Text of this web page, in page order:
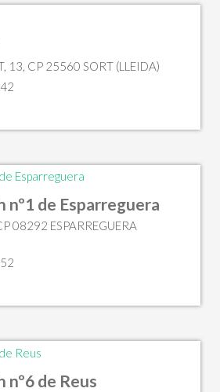
13, CP 25560 SORT (LLEIDA)
de Esparreguera
08292 ESPARREGUERA
de Reus